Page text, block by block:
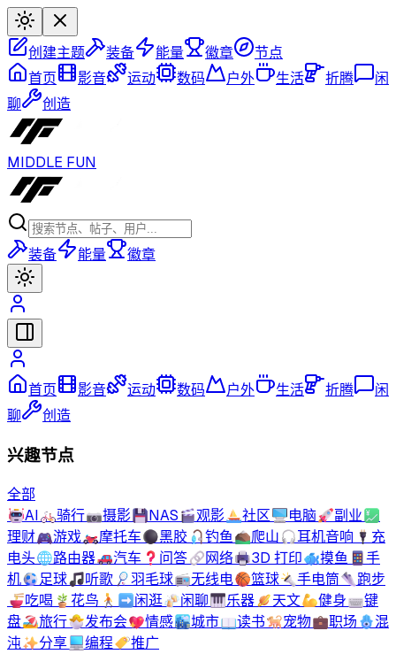
创建主题 装备 能量 徽章
节点
首页
影音 运动 数码 户外 生活 折腾
闲
聊
创造
MIDDLE FUN
装备 能量 徽章
首页 影音 运动 数码 户外 生活 折腾
闲
聊
创造
兴趣节点
全部
🤖AI🚲骑行📷摄影💾NAS🎬观影⛵社区🖥️电脑🚀副业💹
理财🎮游戏🏍️摩托车⚫黑胶 🎣钓鱼⛰️爬山🎧耳机音响 🔌 充
电头🌐路由器🚗汽车 ❓ 问答🔗网络🖨️3D 打印🐟摸鱼 📱手
机⚽足球🎵听歌 🏸羽毛球📻无线电🏀篮球🔦手电筒👟跑步
🍜吃喝 🪴 花鸟 🚶‍➡️闲逛🍻闲聊🎹乐器🪐天文💪健身⌨️键
盘🏖️旅行🐣发布会💖情感🏙️城市📖读书🐕宠物💼职场🪬混
沌✨分享💻编程🏷️推广